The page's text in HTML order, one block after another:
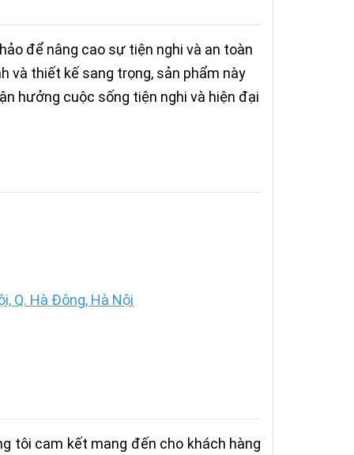
để nâng cao sự tiện nghi và an toàn
và thiết kế sang trọng, sản phẩm này
hưởng cuộc sống tiện nghi và hiện đại
Q. Hà Đông, Hà Nội
tôi cam kết mang đến cho khách hàng